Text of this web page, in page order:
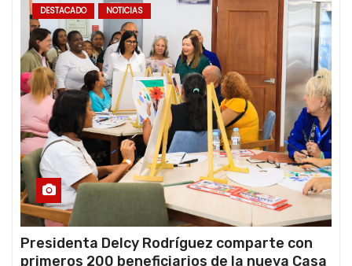
DESTACADO NOTICIAS
Presidenta Delcy Rodríguez comparte con
primeros 200 beneficiarios de la nueva Casa